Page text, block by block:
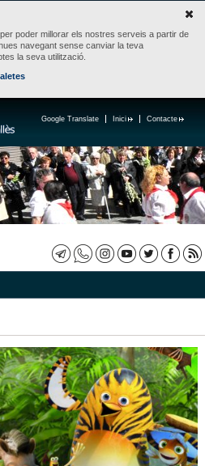
poder millorar els nostres serveis a partir de
navegant sense canviar la teva
la seva utilització.
Contacte
Inici
Google Translate